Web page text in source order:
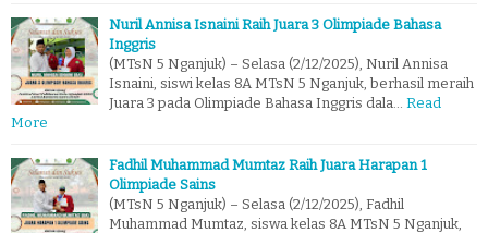
Nuril Annisa Isnaini Raih Juara 3 Olimpiade Bahasa
Inggris
(MTsN 5 Nganjuk) – Selasa (2/12/2025), Nuril Annisa
Isnaini, siswi kelas 8A MTsN 5 Nganjuk, berhasil meraih
Juara 3 pada Olimpiade Bahasa Inggris dala…
Read
More
Fadhil Muhammad Mumtaz Raih Juara Harapan 1
Olimpiade Sains
(MTsN 5 Nganjuk) – Selasa (2/12/2025), Fadhil
Muhammad Mumtaz, siswa kelas 8A MTsN 5 Nganjuk,